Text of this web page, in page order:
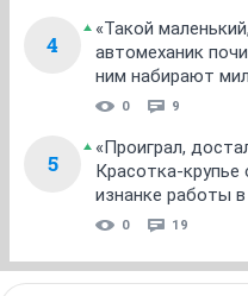
4
«Такой
автомеханик
ним набирают
0 9
5
«Проиграл,
Красотка-крупье
изнанке работы
0 19